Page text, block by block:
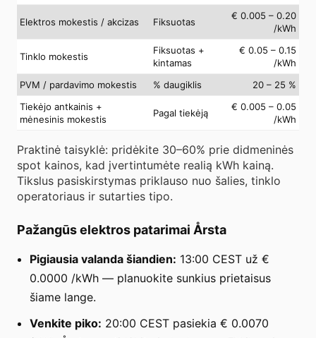
Elektros mokestis / akcizas Fiksuotas
€ 0.005 – 0.20
/kWh
Tinklo mokestis
Fiksuotas +
kintamas
€ 0.05 – 0.15
/kWh
PVM / pardavimo mokestis
% daugiklis
20 – 25 %
Tiekėjo antkainis +
mėnesinis mokestis
Pagal tiekėją
€ 0.005 – 0.05
/kWh
Praktinė taisyklė: pridėkite 30–60% prie didmeninės
spot kainos, kad įvertintumėte realią kWh kainą.
Tikslus pasiskirstymas priklauso nuo šalies, tinklo
operatoriaus ir sutarties tipo.
Pažangūs elektros patarimai Årsta
Pigiausia valanda šiandien: 13:00 CEST už €
0.0000 /kWh — planuokite sunkius prietaisus
šiame lange.
Venkite piko: 20:00 CEST pasiekia € 0.0070